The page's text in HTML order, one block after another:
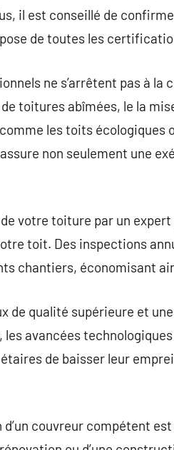
il est conseillé de
de toutes les
ne s’arrêtent pas à
toitures abîmées, le la
les toits écologiques
non seulement une
votre toiture par un
toit. Des inspections
chantiers, économisant
de qualité supérieure et
avancées
de baisser leur
couvreur compétent